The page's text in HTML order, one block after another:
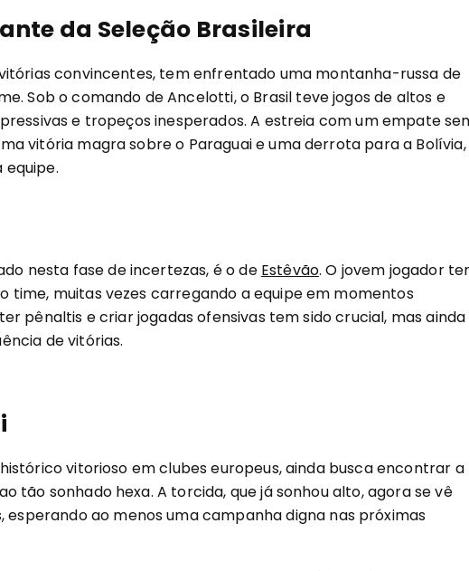
da Seleção Brasileira
convincentes, tem enfrentado uma montanha-russa de
Sob o comando de Ancelotti, o Brasil teve jogos de altos e
e tropeços inesperados. A estreia com um empate
vitória magra sobre o Paraguai e uma derrota para a Bolívia,
nesta fase de incertezas, é o de Estêvão. O jovem jogador
time, muitas vezes carregando a equipe em momentos
pênaltis e criar jogadas ofensivas tem sido crucial, mas ainda
de vitórias.
vitorioso em clubes europeus, ainda busca encontrar a
tão sonhado hexa. A torcida, que já sonhou alto, agora se vê
ao menos uma campanha digna nas próximas